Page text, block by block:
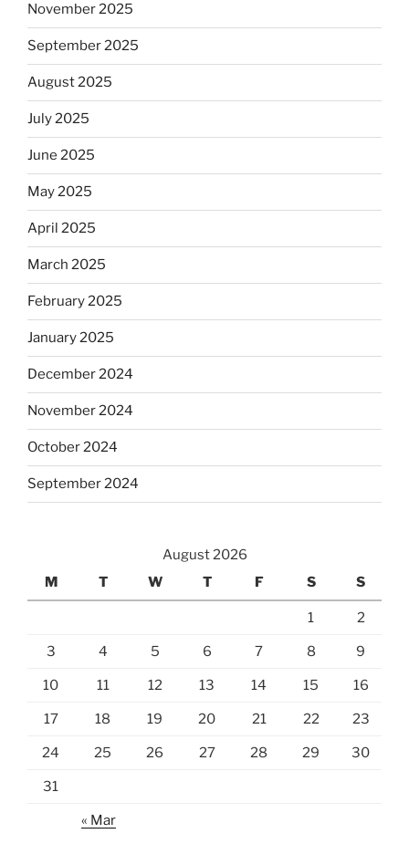
November 2025
September 2025
August 2025
July 2025
June 2025
May 2025
April 2025
March 2025
February 2025
January 2025
December 2024
November 2024
October 2024
September 2024
August 2026
M
T W T F S S
1 2
3 4 5 6 7 8 9
10 11 12 13 14 15 16
17 18 19 20 21 22 23
24 25 26 27 28 29 30
31
« Mar